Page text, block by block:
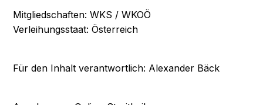
Mitgliedschaften: WKS / WKOÖ
Verleihungsstaat: Österreich
Für den Inhalt verantwortlich: Alexander Bäck